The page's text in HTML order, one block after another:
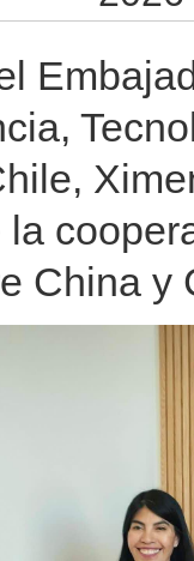
China y